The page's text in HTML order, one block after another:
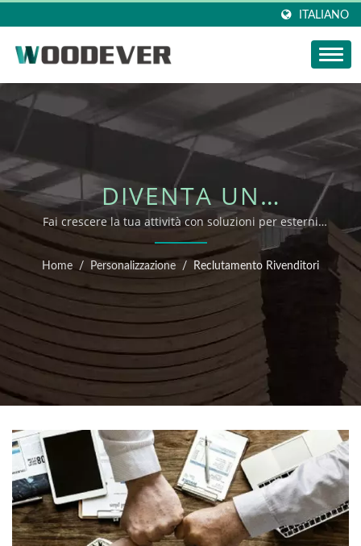
ITALIANO
DIVENTA UN
RIVENDITORE DI
MOBILI WOODEVER
Fai crescere la tua attività con soluzioni per esterni
sostenibili
Home / Personalizzazione / Reclutamento Rivenditori